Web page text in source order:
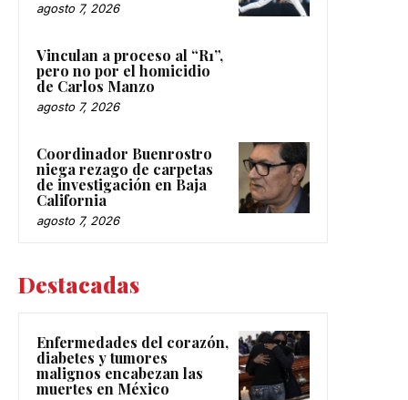
agosto 7, 2026
Vinculan a proceso al “R1”,
pero no por el homicidio
de Carlos Manzo
agosto 7, 2026
Coordinador Buenrostro
niega rezago de carpetas
de investigación en Baja
California
agosto 7, 2026
Destacadas
Enfermedades del corazón,
diabetes y tumores
malignos encabezan las
muertes en México